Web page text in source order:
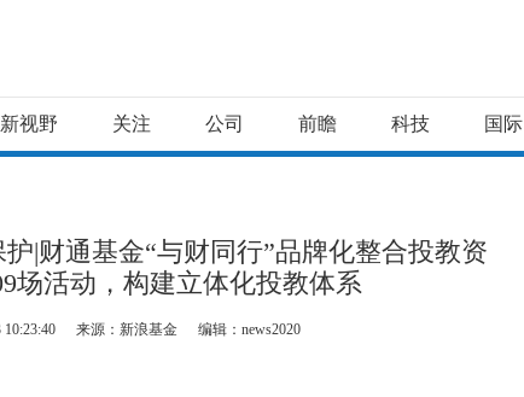
新视野 关注 公司 前瞻 科技 国际
|财通基金“与财同行”品牌化整合投教资
场活动，构建立体化投教体系
10:23:40 来源：新浪基金 编辑：news2020